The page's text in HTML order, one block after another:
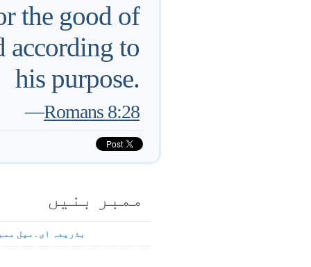
the good of
according to
his purpose.
—Romans 8:28
ممبر بنیں
بذریعہ ای۔میل